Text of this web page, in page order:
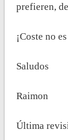
prefieren,
¡Coste no
Saludos
Raimon
Última